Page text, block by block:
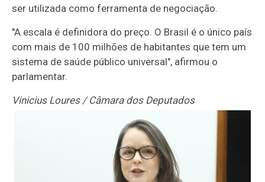
ser utilizada como ferramenta de negociação.
"A escala é definidora do preço. O Brasil é o único país
com mais de 100 milhões de habitantes que tem um
sistema de saúde público universal", afirmou o
parlamentar.
Vinicius Loures / Câmara dos Deputados